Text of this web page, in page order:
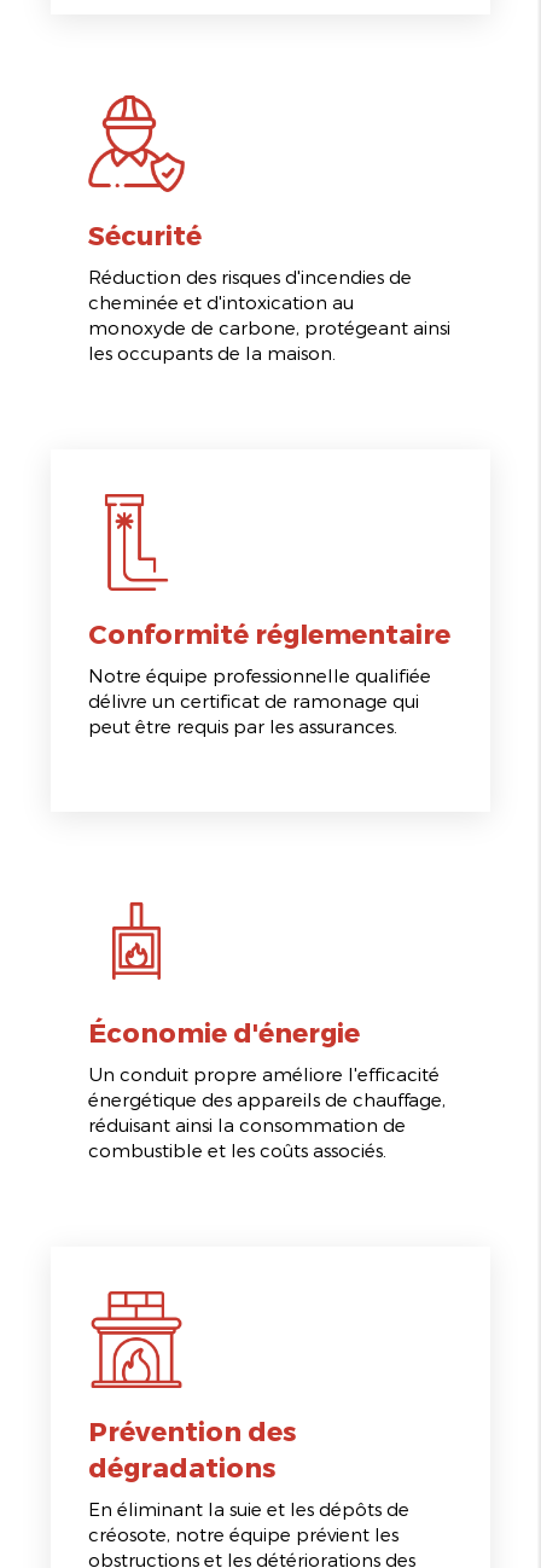
Sécurité
Réduction des risques d'incendies de
cheminée et d'intoxication au
monoxyde de carbone, protégeant ainsi
les occupants de la maison.
Conformité réglementaire
Notre équipe professionnelle qualifiée
délivre un certificat de ramonage qui
peut être requis par les assurances.
Économie d'énergie
Un conduit propre améliore l'efficacité
énergétique des appareils de chauffage,
réduisant ainsi la consommation de
combustible et les coûts associés.
Prévention des
dégradations
En éliminant la suie et les dépôts de
créosote, notre équipe prévient les
obstructions et les détériorations des